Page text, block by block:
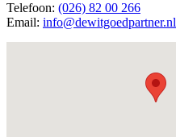
Telefoon: (026) 82 00 266
Email: info@dewitgoedpartner.nl